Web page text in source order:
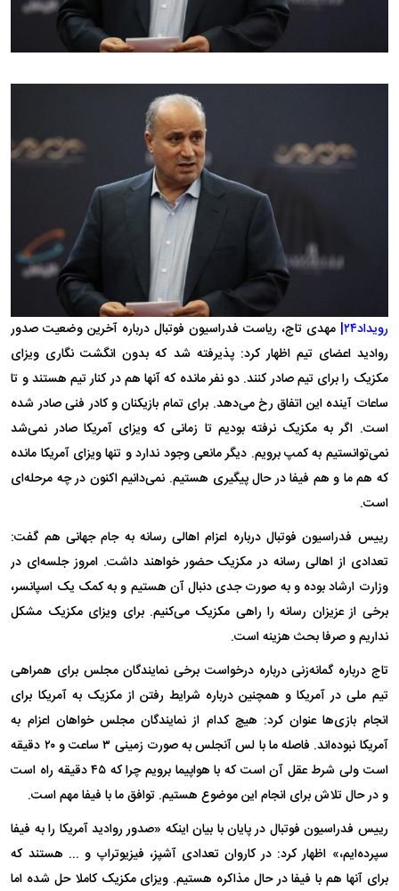
رویداد۲۴|
مهدی تاج، ریاست فدراسیون فوتبال درباره آخرین وضعیت صدور
روادید اعضای تیم اظهار کرد: پذیرفته شد که بدون انگشت نگاری ویزای
مکزیک را برای تیم صادر کنند. دو نفر مانده که آنها هم در کنار تیم هستند و تا
ساعات آینده این اتفاق رخ می‌دهد. برای تمام بازیکنان و کادر فنی صادر شده
است. اگر به مکزیک نرفته بودیم تا زمانی که ویزای آمریکا صادر نمی‌شد
نمی‌توانستیم به کمپ برویم. دیگر مانعی وجود ندارد و تنها ویزای آمریکا مانده
که هم ما و هم فیفا در حال پیگیری هستیم. نمی‌دانیم اکنون در چه مرحله‌ای
است.
رییس فدراسیون فوتبال درباره اعزام اهالی رسانه به جام جهانی هم گفت:
تعدادی از اهالی رسانه در مکزیک حضور خواهند داشت. امروز جلسه‌ای در
وزارت ارشاد بوده و به صورت جدی دنبال آن هستیم و به کمک یک اسپانسر،
برخی از عزیزان رسانه را راهی مکزیک می‌کنیم. برای ویزای مکزیک مشکل
نداریم و صرفا بحث هزینه است.
تاج درباره گمانه‌زنی درباره درخواست برخی نمایندگان مجلس برای همراهی
تیم ملی در آمریکا و همچنین درباره شرایط رفتن از مکزیک به آمریکا برای
انجام بازی‌ها عنوان کرد: هیچ کدام از نمایندگان مجلس خواهان اعزام به
آمریکا نبوده‌اند. فاصله ما با لس آنجلس به صورت زمینی ۳ ساعت و ۲۰ دقیقه
است ولی شرط عقل آن است که با هواپیما برویم چرا که ۴۵ دقیقه راه است
و در حال تلاش برای انجام این موضوع هستیم. توافق ما با فیفا مهم است.
رییس فدراسیون فوتبال در پایان با بیان اینکه «صدور روادید آمریکا را به فیفا
سپرده‌ایم،» اظهار کرد: در کاروان تعدادی آشپز، فیزیوتراپ و ... هستند که
برای آنها هم با فیفا در حال مذاکره هستیم. ویزای مکزیک کاملا حل شده اما